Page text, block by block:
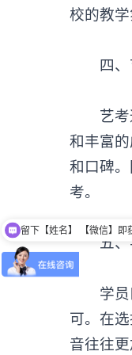
校的教学
四、
艺考
和丰富
和口碑
考。
五、
学员口
可。在
音往往
可以介绍下班型吗？